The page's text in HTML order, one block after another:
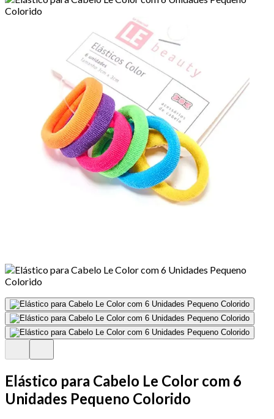
Elástico para Cabelo Le Color com 6
Unidades Pequeno Colorido